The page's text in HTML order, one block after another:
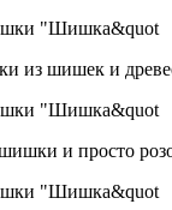
из шишек и
и просто